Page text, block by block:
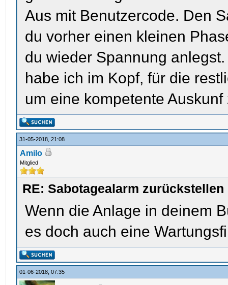
Aus mit Benutzercode. Den
du vorher einen kleinen
du wieder Spannung
habe ich im Kopf, für die
um eine kompetente
31-05-2018, 21:08
Amilo
Mitglied
RE: Sabotagealarm zurückstellen
Wenn die Anlage in deinem
es doch auch eine
01-06-2018, 07:35